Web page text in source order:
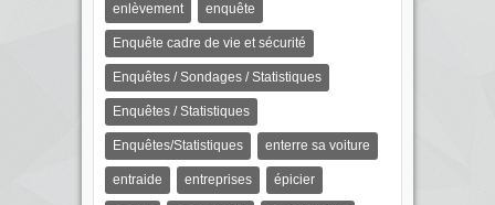
enlèvement enquête
Enquête cadre de vie et sécurité
Enquêtes / Sondages / Statistiques
Enquêtes / Statistiques
Enquêtes/Statistiques enterre sa voiture
entraide entreprises épicier